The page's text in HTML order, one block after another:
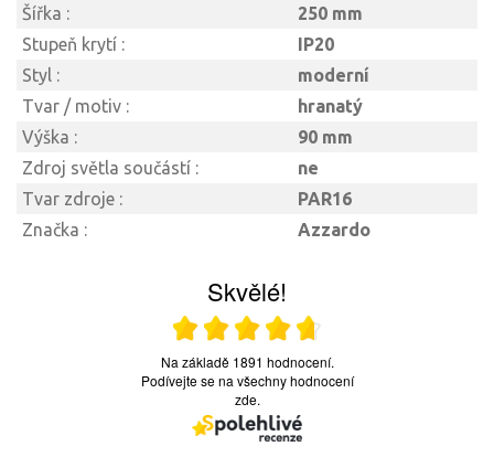
Šířka :
250 mm
Stupeň krytí :
IP20
Styl :
moderní
Tvar / motiv :
hranatý
Výška :
90 mm
Zdroj světla součástí :
ne
Tvar zdroje :
PAR16
Značka :
Azzardo